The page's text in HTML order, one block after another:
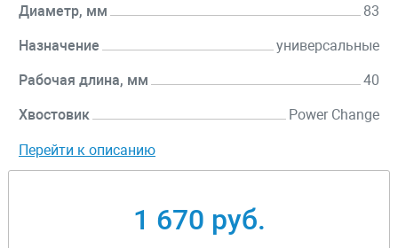
Диаметр, мм 83
Назначение универсальные
Рабочая длина, мм 40
Хвостовик Power Change
Перейти к описанию
1 670 руб.